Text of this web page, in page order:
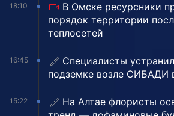
18:10
В Омске ресурсники
порядок территории
теплосетей
16:45
Специалисты
подземке возле СИБАДИ
15:22
На Алтае флористы